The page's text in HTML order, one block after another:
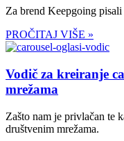
Za brend Keepgoing
PROČITAJ VIŠE »
Vodič za kreiranje
mrežama
Zašto nam je privlačan te
društvenim mrežama.